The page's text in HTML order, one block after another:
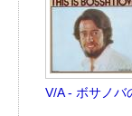
V/A - ボサノバ